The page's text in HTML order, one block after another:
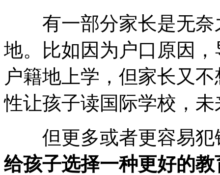
有一部分家长是无奈
地。比如因为户口原因
户籍地上学，但家长又
性让孩子读国际学校，
但更多或者更容易犯
给孩子选择一种更好的教